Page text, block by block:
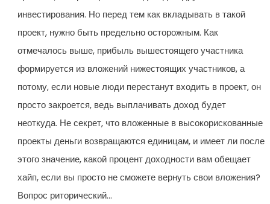
инвестирования. Но перед тем как вкладывать в такой
проект, нужно быть предельно осторожным. Как
отмечалось выше, прибыль вышестоящего участника
формируется из вложений нижестоящих участников, а
потому, если новые люди перестанут входить в проект, он
просто закроется, ведь выплачивать доход будет
неоткуда. Не секрет, что вложенные в высокорискованные
проекты деньги возвращаются единицам, и имеет ли после
этого значение, какой процент доходности вам обещает
хайп, если вы просто не сможете вернуть свои вложения?
Вопрос риторический…